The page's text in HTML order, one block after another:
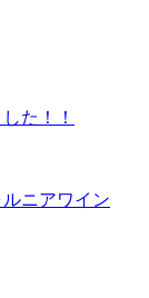
た！！
ニアワイン